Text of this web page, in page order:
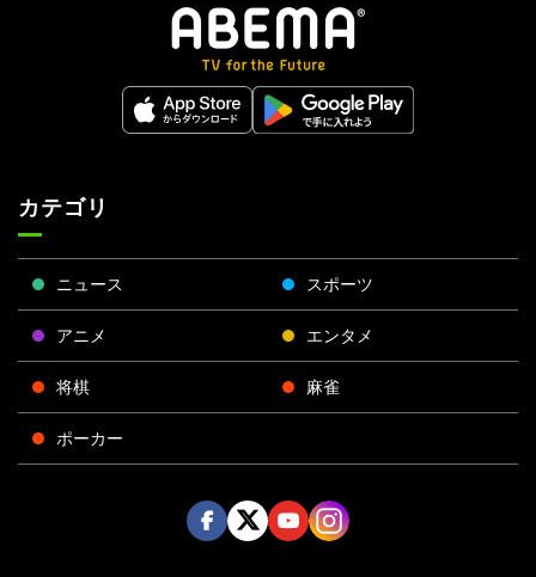
カテゴリ
ニュース スポーツ
アニメ エンタメ
将棋 麻雀
ポーカー